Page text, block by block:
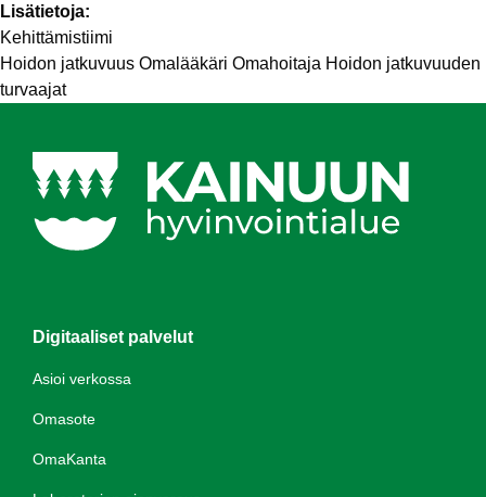
Lisätietoja:
Kehittämistiimi
Hoidon jatkuvuus Omalääkäri Omahoitaja Hoidon jatkuvuuden
turvaajat
Digitaaliset palvelut
Asioi verkossa
Omasote
OmaKanta